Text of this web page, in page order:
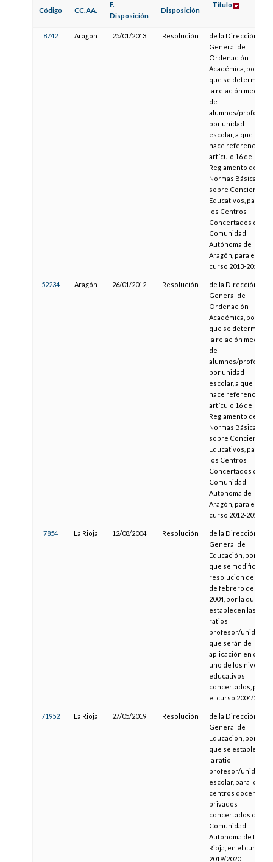
Código CC.AA.
F.
Disposición
Disposición
Título
8742 Aragón 25/01/2013 Resolución
de la Dirección
General de
Ordenación
Académica, por la
que se determina
la relación media
de
alumnos/profesor
por unidad
escolar, a que
hace referencia el
artículo 16 del
Reglamento de
Normas Básicas
sobre Conciertos
Educativos, para
los Centros
Concertados de la
Comunidad
Autónoma de
Aragón, para el
curso 2013-2014
52234 Aragón 26/01/2012 Resolución
de la Dirección
General de
Ordenación
Académica, por la
que se determina
la relación media
de
alumnos/profesor
por unidad
escolar, a que
hace referencia el
artículo 16 del
Reglamento de
Normas Básicas
sobre Conciertos
Educativos, para
los Centros
Concertados de la
Comunidad
Autónoma de
Aragón, para el
curso 2012-2013
7854 La Rioja 12/08/2004 Resolución
de la Dirección
General de
Educación, por la
que se modifica la
resolución de 23
de febrero de
2004, por la que se
establecen las
ratios
profesor/unidad
que serán de
aplicación en cada
uno de los niveles
educativos
concertados, para
el curso 2004/2005
71952 La Rioja 27/05/2019 Resolución
de la Dirección
General de
Educación, por la
que se establece
la ratio
profesor/unidad
escolar, para los
centros docentes
privados
concertados de la
Comunidad
Autónoma de La
Rioja, en el curso
2019/2020